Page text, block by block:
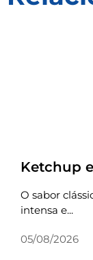
Ketchup
O sabor
intensa e...
05/08/2026